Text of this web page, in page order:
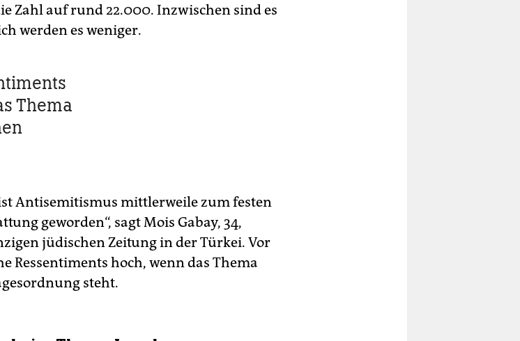
Zahl auf rund 22.000. Inzwischen sind es
werden es weniger.
Thema
Antisemitismus mittlerweile zum festen
geworden“, sagt Mois Gabay, 34,
jüdischen Zeitung in der Türkei. Vor
Ressentiments hoch, wenn das Thema
steht.